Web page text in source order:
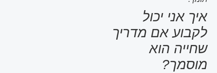
איך אני יכול
לקבוע אם מדריך
שחייה הוא
מוסמך?